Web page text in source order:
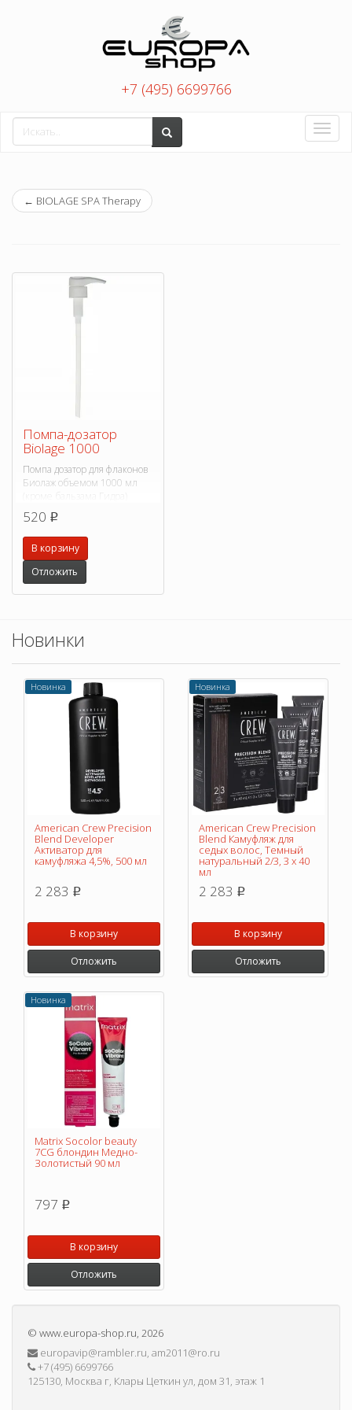
+7 (495) 6699766
Toggle
← BIOLAGE SPA Therapy
Помпа-дозатор
Biolage 1000
Помпа дозатор для флаконов
Биолаж объемом 1000 мл
520 p
В корзину
Отложить
Новинки
Новинка
American Crew Precision
Blend Developer
Активатор для
камуфляжа 4,5%, 500 мл
2 283 p
В корзину
Отложить
Новинка
American Crew Precision
Blend Камуфляж для
седых волос, Темный
натуральный 2/3, 3 х 40
мл
2 283 p
В корзину
Отложить
Новинка
Matrix Socolor beauty
7CG блондин Медно-
Золотистый 90 мл
797 p
В корзину
Отложить
© www.europa-shop.ru, 2026
europavip@rambler.ru, am2011@ro.ru
+7 (495) 6699766
125130, Москва г, Клары Цеткин ул, дом 31, этаж 1